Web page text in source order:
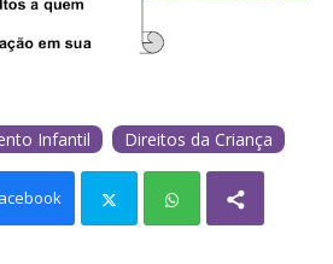
Infantil Direitos da Criança